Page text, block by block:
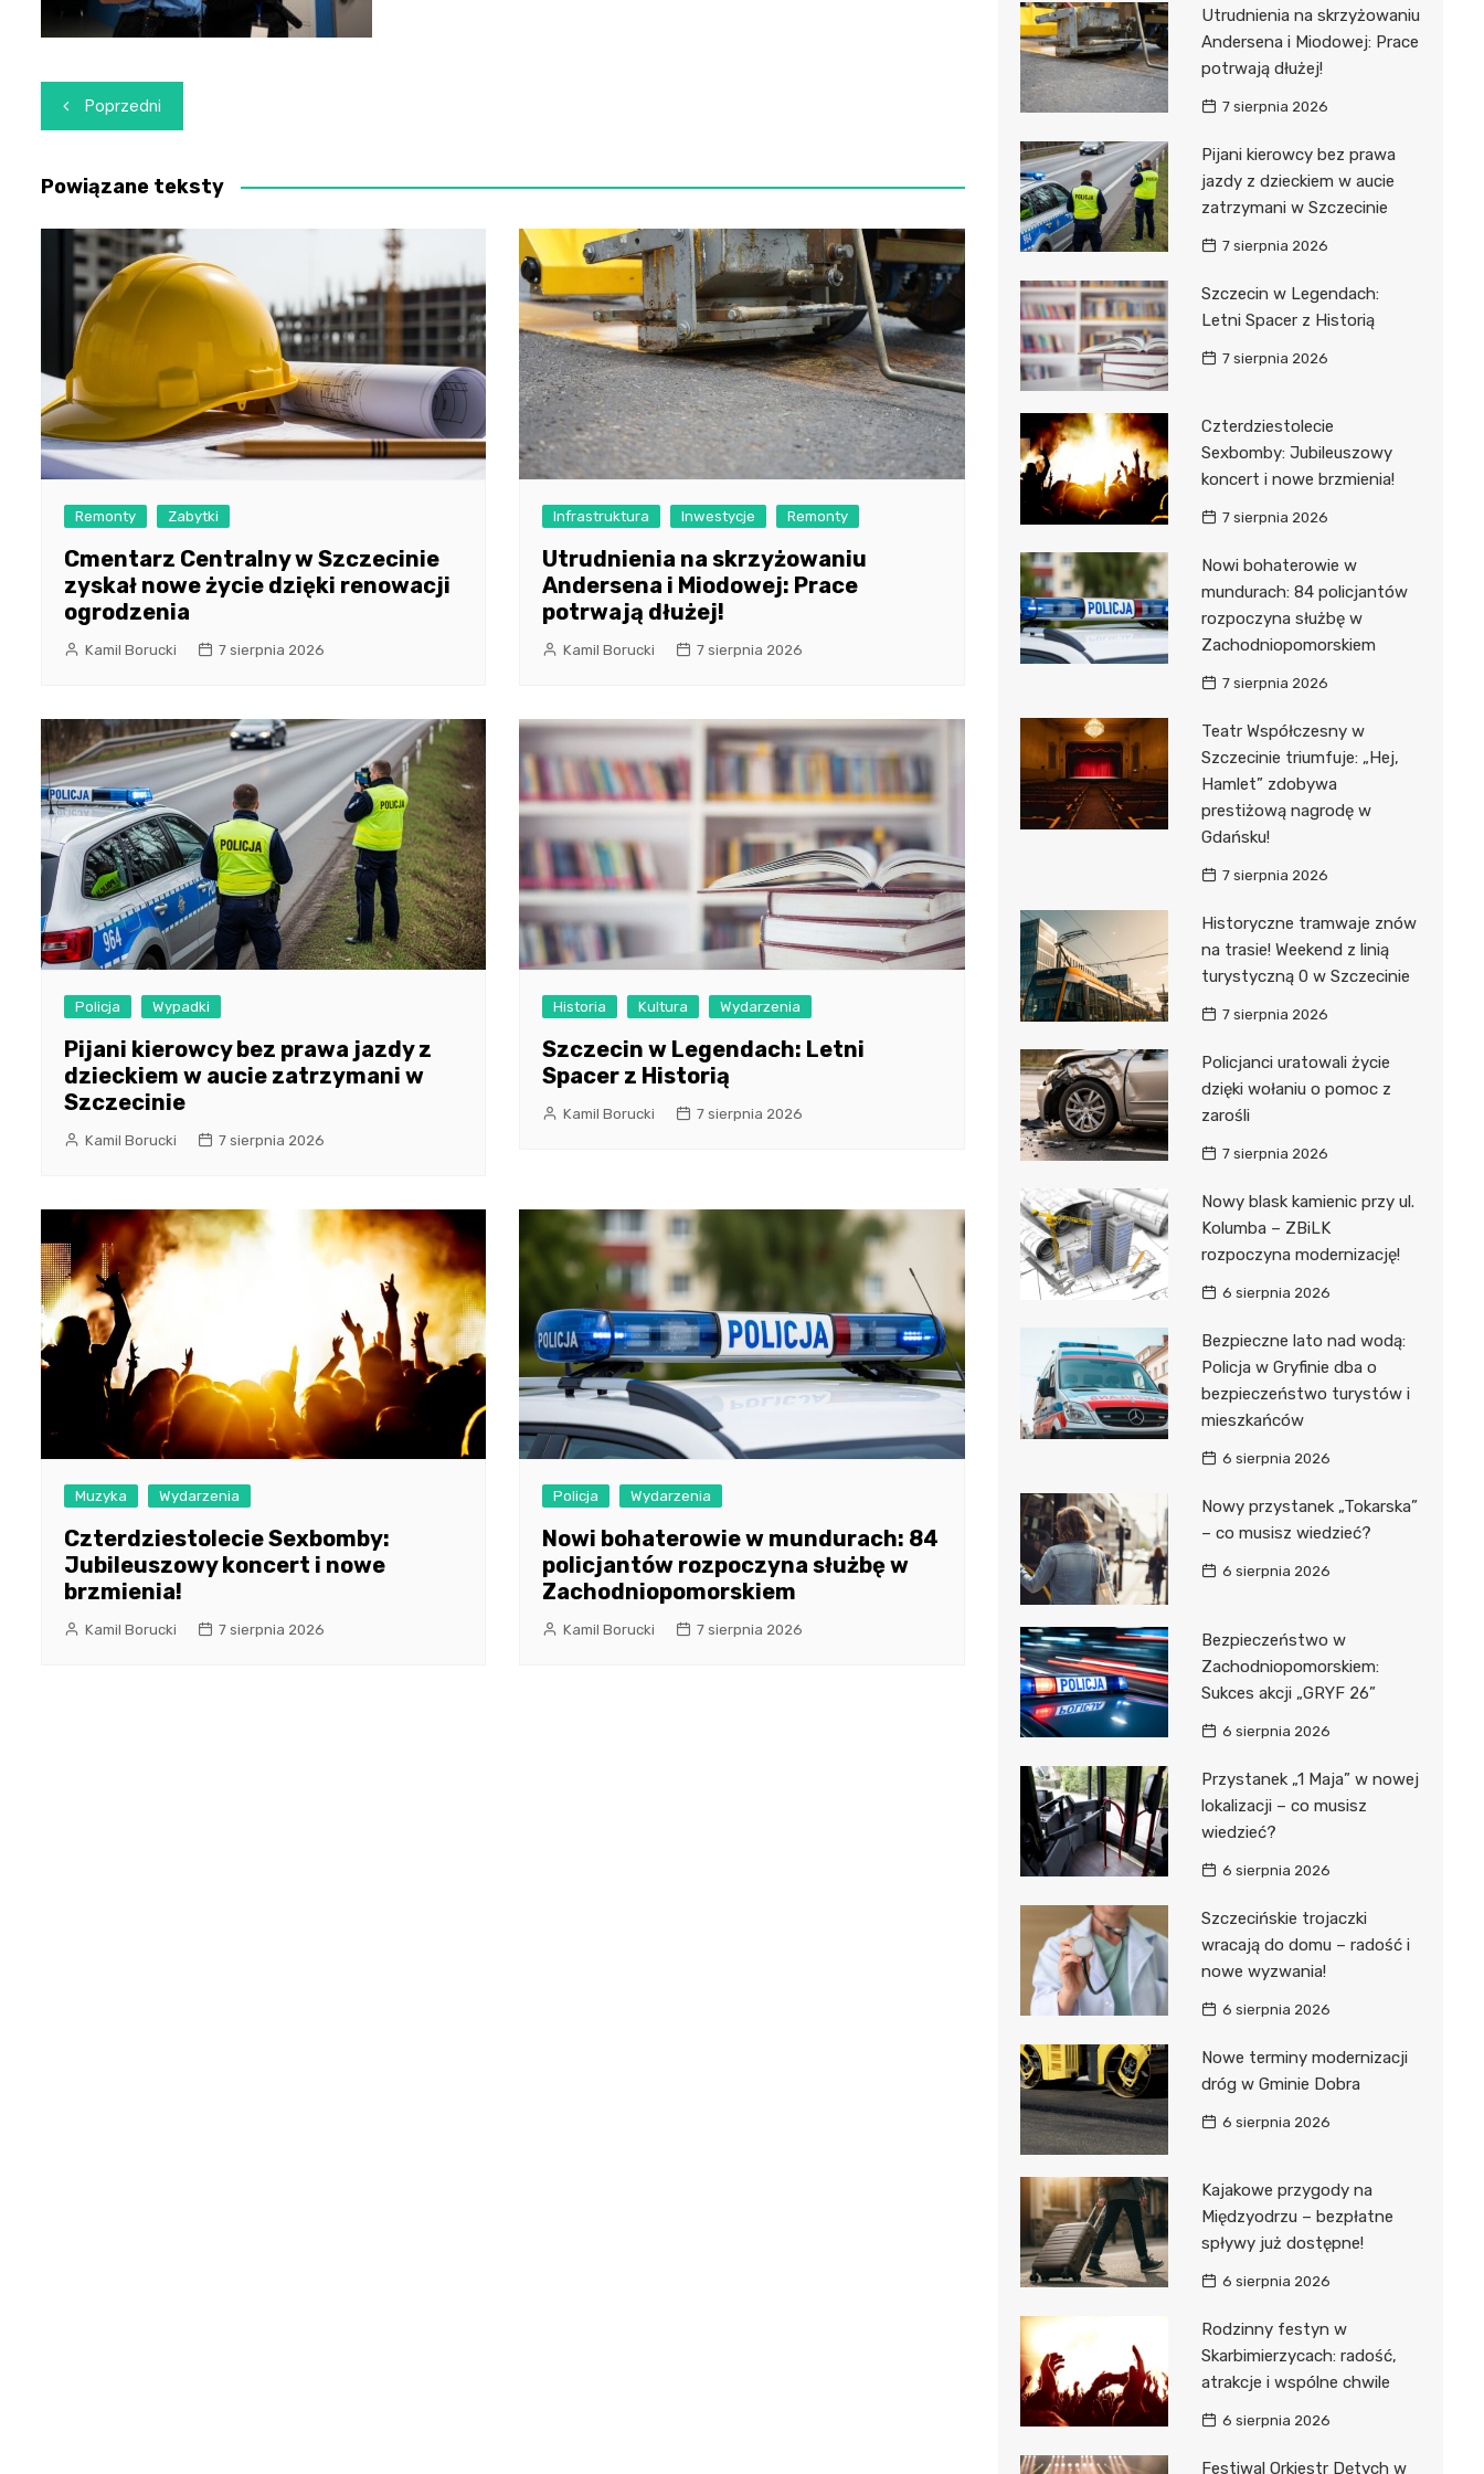
Sokołowskiego
Pomorskiej Akademii
Medycznej
Szpital Kliniczny nr 2
Specjalistyczny Szpital im.
A. Sokołowskiego
Samodzielny Publiczny
Wojewódzki Szpital
Zespolony im. M.
Skłodowskiej-Curi
Nawigacja
wpisu
Poprzedni
Powiązane teksty
Remonty Zabytki
Cmentarz Centralny w Szczecinie
zyskał nowe życie dzięki renowacji
ogrodzenia
Kamil Borucki 7 sierpnia 2026
Infrastruktura Inwestycje Remonty
Utrudnienia na skrzyżowaniu
Andersena i Miodowej: Prace
potrwają dłużej!
Kamil Borucki 7 sierpnia 2026
Policja Wypadki
Pijani kierowcy bez prawa jazdy z
dzieckiem w aucie zatrzymani w
Szczecinie
Kamil Borucki 7 sierpnia 2026
Historia Kultura Wydarzenia
Szczecin w Legendach: Letni
Spacer z Historią
Kamil Borucki 7 sierpnia 2026
Muzyka Wydarzenia
Czterdziestolecie Sexbomby:
Jubileuszowy koncert i nowe
brzmienia!
Kamil Borucki 7 sierpnia 2026
Policja Wydarzenia
Nowi bohaterowie w mundurach: 84
policjantów rozpoczyna służbę w
Zachodniopomorskiem
Kamil Borucki 7 sierpnia 2026
Utrudnienia na skrzyżowaniu
Andersena i Miodowej: Prace
potrwają dłużej!
7 sierpnia 2026
Pijani kierowcy bez prawa
jazdy z dzieckiem w aucie
zatrzymani w Szczecinie
7 sierpnia 2026
Szczecin w Legendach:
Letni Spacer z Historią
7 sierpnia 2026
Czterdziestolecie
Sexbomby: Jubileuszowy
koncert i nowe brzmienia!
7 sierpnia 2026
Nowi bohaterowie w
mundurach: 84 policjantów
rozpoczyna służbę w
Zachodniopomorskiem
7 sierpnia 2026
Teatr Współczesny w
Szczecinie triumfuje: „Hej,
Hamlet” zdobywa
prestiżową nagrodę w
Gdańsku!
7 sierpnia 2026
Historyczne tramwaje znów
na trasie! Weekend z linią
turystyczną 0 w Szczecinie
7 sierpnia 2026
Policjanci uratowali życie
dzięki wołaniu o pomoc z
zarośli
7 sierpnia 2026
Nowy blask kamienic przy ul.
Kolumba – ZBiLK
rozpoczyna modernizację!
6 sierpnia 2026
Bezpieczne lato nad wodą:
Policja w Gryfinie dba o
bezpieczeństwo turystów i
mieszkańców
6 sierpnia 2026
Nowy przystanek „Tokarska”
– co musisz wiedzieć?
6 sierpnia 2026
Bezpieczeństwo w
Zachodniopomorskiem:
Sukces akcji „GRYF 26”
6 sierpnia 2026
Przystanek „1 Maja” w nowej
lokalizacji – co musisz
wiedzieć?
6 sierpnia 2026
Szczecińskie trojaczki
wracają do domu – radość i
nowe wyzwania!
6 sierpnia 2026
Nowe terminy modernizacji
dróg w Gminie Dobra
6 sierpnia 2026
Kajakowe przygody na
Międzyodrzu – bezpłatne
spływy już dostępne!
6 sierpnia 2026
Rodzinny festyn w
Skarbimierzycach: radość,
atrakcje i wspólne chwile
6 sierpnia 2026
Festiwal Orkiestr Dętych w